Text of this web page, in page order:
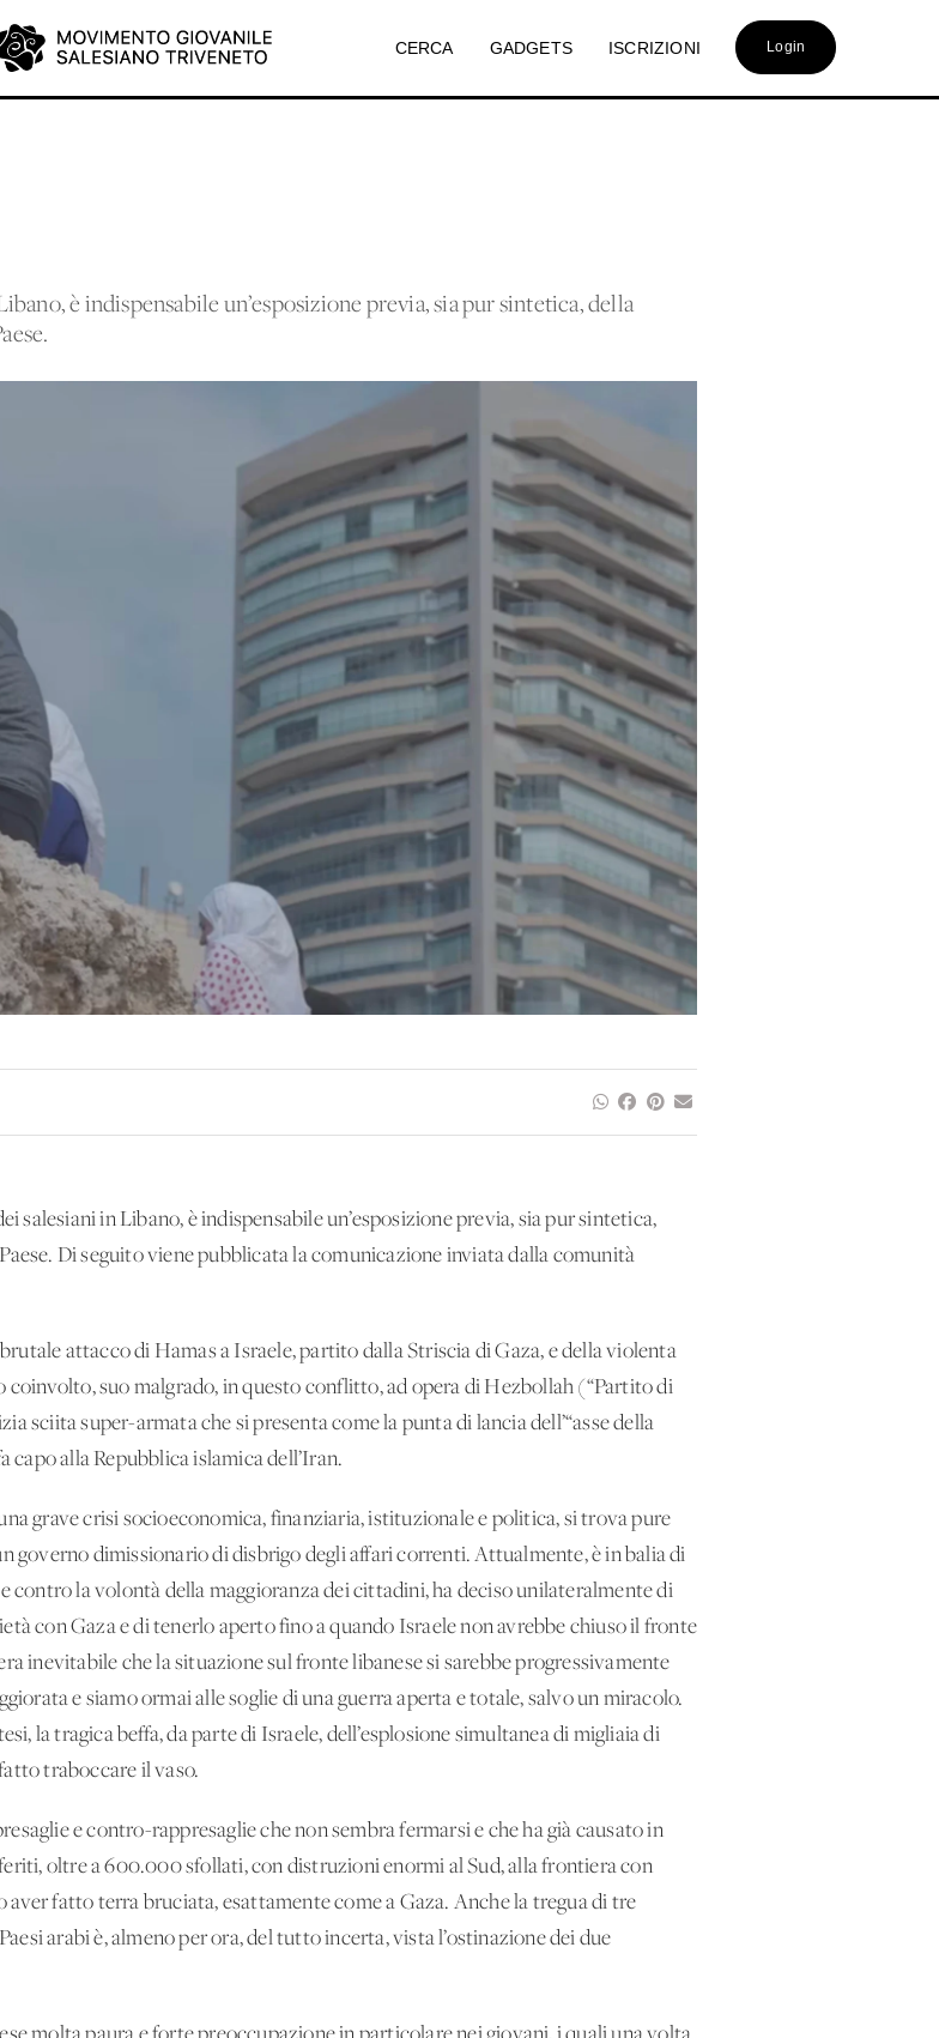
CERCA GADGETS ISCRIZIONI Login
è indispensabile un’esposizione previa, sia pur sintetica, della
salesiani in Libano, è indispensabile un’esposizione previa, sia pur sintetica,
Di seguito viene pubblicata la comunicazione inviata dalla comunità
attacco di Hamas a Israele, partito dalla Striscia di Gaza, e della violenta
suo malgrado, in questo conflitto, ad opera di Hezbollah (“Partito di
sciita super-armata che si presenta come la punta di lancia dell’“asse della
capo alla Repubblica islamica dell’Iran.
grave crisi socioeconomica, finanziaria, istituzionale e politica, si trova pure
governo dimissionario di disbrigo degli affari correnti. Attualmente, è in balia di
contro la volontà della maggioranza dei cittadini, ha deciso unilateralmente di
con Gaza e di tenerlo aperto fino a quando Israele non avrebbe chiuso il fronte
inevitabile che la situazione sul fronte libanese si sarebbe progressivamente
e siamo ormai alle soglie di una guerra aperta e totale, salvo un miracolo.
la tragica beffa, da parte di Israele, dell’esplosione simultanea di migliaia di
traboccare il vaso.
e contro-rappresaglie che non sembra fermarsi e che ha già causato in
oltre a 600.000 sfollati, con distruzioni enormi al Sud, alla frontiera con
aver fatto terra bruciata, esattamente come a Gaza. Anche la tregua di tre
arabi è, almeno per ora, del tutto incerta, vista l’ostinazione dei due